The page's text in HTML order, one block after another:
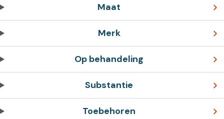
Maat
Merk
Op behandeling
Substantie
Toebehoren